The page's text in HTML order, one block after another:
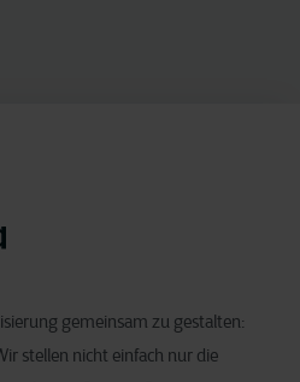
gemeinsam zu gestalten:
stellen nicht einfach nur die